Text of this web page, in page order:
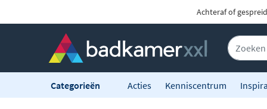
Achteraf of
Categorieën Acties Kenniscentrum